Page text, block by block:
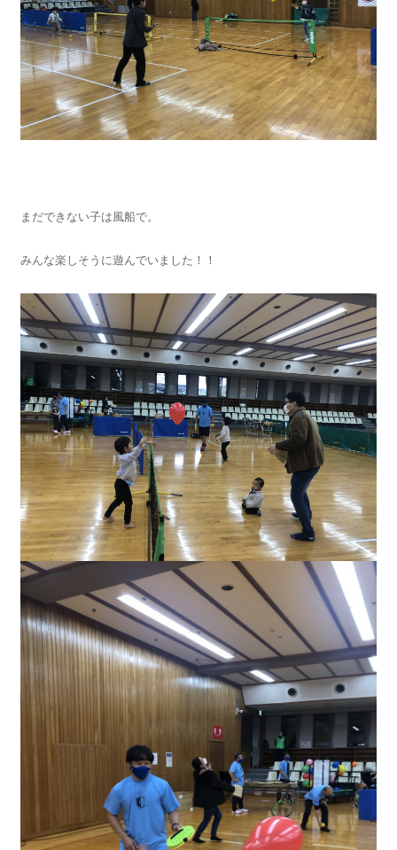
まだできない子は風船で。
みんな楽しそうに遊んでいました！！